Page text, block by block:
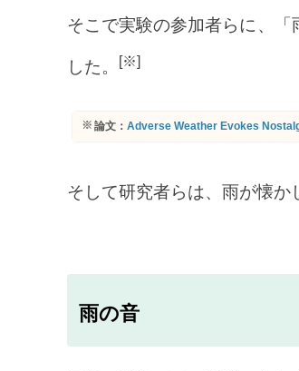
そこで実験の参加者らに、
した。 [※]
論文： Adverse Weather Evokes
そして研究者らは、雨が懐か
雨の音